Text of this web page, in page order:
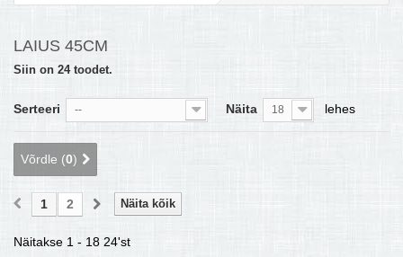
KONTAKTID JA REKVISIIDID
BOONUSPROGRAMM
TÕUKERATAD
LAIUS 45CM
Siin on 24 toodet.
Serteeri -- Näita 18 lehes
Võrdle (0)
Näita kõik
1 2
Näitakse 1 - 18 24'st